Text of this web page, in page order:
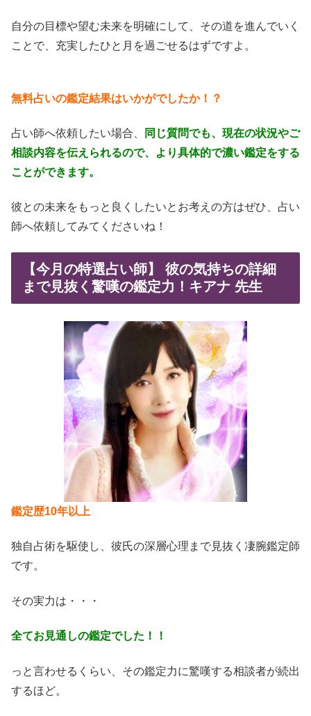
自分の目標や望む未来を明確にして、その道を進んでいく
ことで、充実したひと月を過ごせるはずですよ。
無料占いの鑑定結果はいかがでしたか！？
占い師へ依頼したい場合、
同じ質問でも、現在の状況やご
相談内容を伝えられるので、より具体的で濃い鑑定をする
ことができます。
彼との未来をもっと良くしたいとお考えの方はぜひ、占い
師へ依頼してみてくださいね！
【今月の特選占い師】 彼の気持ちの詳細
まで見抜く驚嘆の鑑定力！キアナ 先生
鑑定歴10年以上
独自占術を駆使し、彼氏の深層心理まで見抜く凄腕鑑定師
です。
その実力は・・・
全てお見通しの鑑定でした！！
っと言わせるくらい、その鑑定力に驚嘆する相談者が続出
するほど。